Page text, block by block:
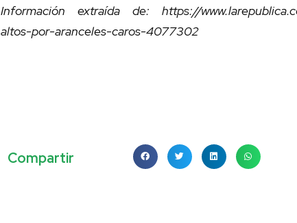
Información extraída de: https://
altos-por-aranceles-caros-4077302
Compartir